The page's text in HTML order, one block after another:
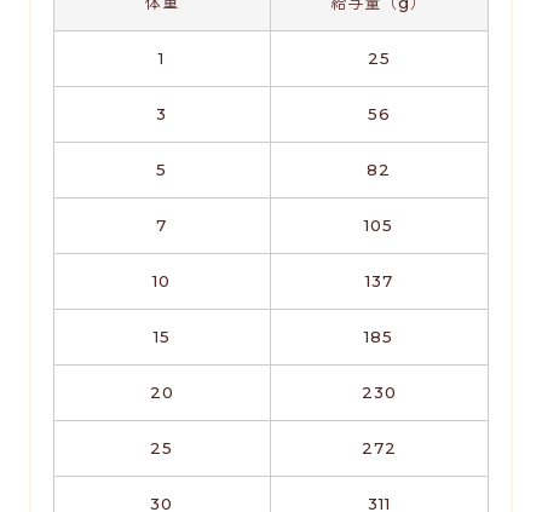
1 25
3 56
5 82
7 105
10 137
15 185
20 230
25 272
30 311